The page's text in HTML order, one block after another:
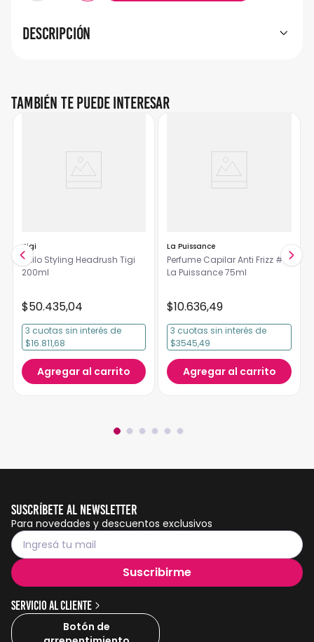
Descripción
También te puede interesar
Tigi
Brillo Styling Headrush Tigi
200ml
$50.435,04
3 cuotas sin interés de
$16.811,68
Agregar al carrito
La Puissance
Perfume Capilar Anti Frizz #1
La Puissance 75ml
$10.636,49
3 cuotas sin interés de
$3545,49
Agregar al carrito
Suscríbete al Newsletter
Para novedades y descuentos exclusivos
Suscribirme
Servicio al cliente
Botón de